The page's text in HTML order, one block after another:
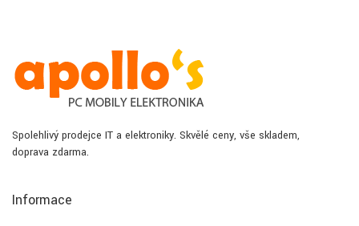
Spolehlivý prodejce IT a elektroniky. Skvělé ceny, vše skladem,
doprava zdarma.
Informace